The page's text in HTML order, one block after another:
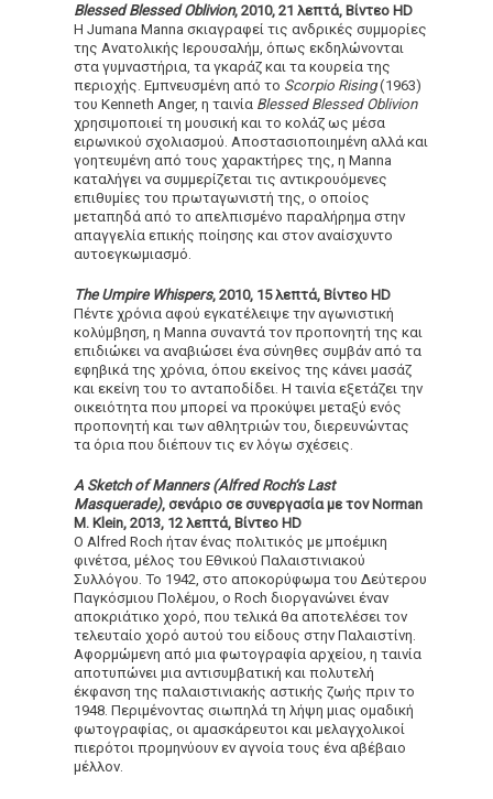
Blessed Blessed Oblivion, 2010, 21 λεπτά, Βίντεο HD
Η Jumana Manna σκιαγραφεί τις ανδρικές συμμορίες
της Ανατολικής Ιερουσαλήμ, όπως εκδηλώνονται
στα γυμναστήρια, τα γκαράζ και τα κουρεία της
περιοχής. Εμπνευσμένη από το Scorpio Rising(1963)
του Kenneth Anger, η ταινία Blessed Blessed Oblivion
χρησιμοποιεί τη μουσική και το κολάζ ως μέσα
ειρωνικού σχολιασμού. Αποστασιοποιημένη αλλά και
γοητευμένη από τους χαρακτήρες της, η Manna
καταλήγει να συμμερίζεται τις αντικρουόμενες
επιθυμίες του πρωταγωνιστή της, ο οποίος
μεταπηδά από το απελπισμένο παραλήρημα στην
απαγγελία επικής ποίησης και στον αναίσχυντο
αυτοεγκωμιασμό.
The Umpire Whispers, 2010, 15 λεπτά, Βίντεο HD
Πέντε χρόνια αφού εγκατέλειψε την αγωνιστική
κολύμβηση, η Manna συναντά τον προπονητή της και
επιδιώκει να αναβιώσει ένα σύνηθες συμβάν από τα
εφηβικά της χρόνια, όπου εκείνος της κάνει μασάζ
και εκείνη του το ανταποδίδει. Η ταινία εξετάζει την
οικειότητα που μπορεί να προκύψει μεταξύ ενός
προπονητή και των αθλητριών του, διερευνώντας
τα όρια που διέπουν τις εν λόγω σχέσεις.
A Sketch of Manners(Alfred Roch‘s Last
Masquerade), σενάριο σε συνεργασία με τον Norman
M. Klein, 2013, 12 λεπτά, Βίντεο HD
Ο Alfred Roch ήταν ένας πολιτικός με μποέμικη
φινέτσα, μέλος του Εθνικού Παλαιστινιακού
Συλλόγου. Το 1942, στο αποκορύφωμα του Δεύτερου
Παγκόσμιου Πολέμου, ο Roch διοργανώνει έναν
αποκριάτικο χορό, που τελικά θα αποτελέσει τον
τελευταίο χορό αυτού του είδους στην Παλαιστίνη.
Αφορμώμενη από μια φωτογραφία αρχείου, η ταινία
αποτυπώνει μια αντισυμβατική και πολυτελή
έκφανση της παλαιστινιακής αστικής ζωής πριν το
1948. Περιμένοντας σιωπηλά τη λήψη μιας ομαδική
φωτογραφίας, οι αμασκάρευτοι και μελαγχολικοί
πιερότοι προμηνύουν εν αγνοία τους ένα αβέβαιο
μέλλον.